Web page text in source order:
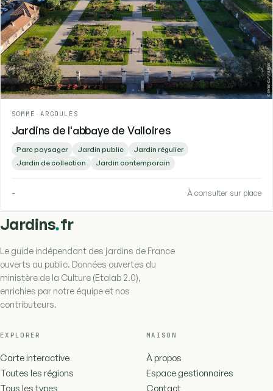
SOMME - ARGOULES
Jardins de l'abbaye de Valloires
Parc paysager Jardin public
Jardin régulier
Jardin de collection
Jardin contemporain
- À consulter sur place
Jardins.fr
Le guide indépendant des jardins de France
ouverts au public. Données ouvertes du
ministère de la Culture (Etalab 2.0),
enrichies par notre équipe et nos
contributeurs.
EXPLORER
Carte interactive
Toutes les régions
Tous les types
MAISON
À propos
Espace gestionnaires
Contact